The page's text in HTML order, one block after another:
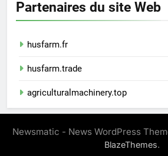
Partenaires du site Web
husfarm.fr
husfarm.trade
agriculturalmachinery.top
Newsmatic - News WordPress
BlazeThemes.